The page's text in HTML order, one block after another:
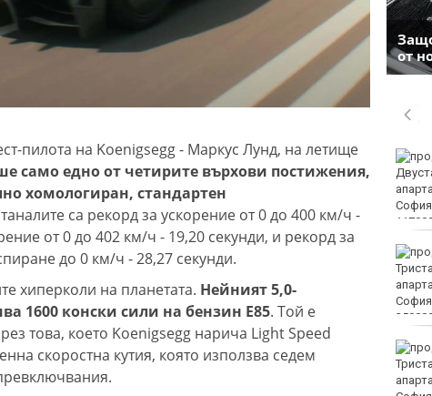
пилота на Koenigsegg - Маркус Лунд, на летище
само едно от четирите върхови постижения,
хомологиран, стандартен
са рекорд за ускорение от 0 до 400 км/ч -
от 0 до 402 км/ч - 19,20 секунди, и рекорд за
до 0 км/ч - 28,27 секунди.
хиперколи на планетата. Нейният 5,0-
1600 конски сили на бензин E85. Той е
това, което Koenigsegg нарича Light Speed
скоростна кутия, която използва седем
от
Винисиус Жуниор
преподписа с Реал
като гост
голямо име в